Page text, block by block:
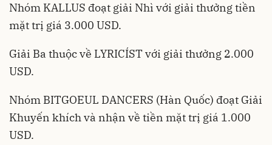
Nhóm KALLUS đoạt giải Nhì với giải thưởng tiền
mặt trị giá 3.000 USD.
Giải Ba thuộc về LYRICÍST với giải thưởng 2.000
USD.
Nhóm BITGOEUL DANCERS (Hàn Quốc) đoạt Giải
Khuyến khích và nhận về tiền mặt trị giá 1.000
USD.